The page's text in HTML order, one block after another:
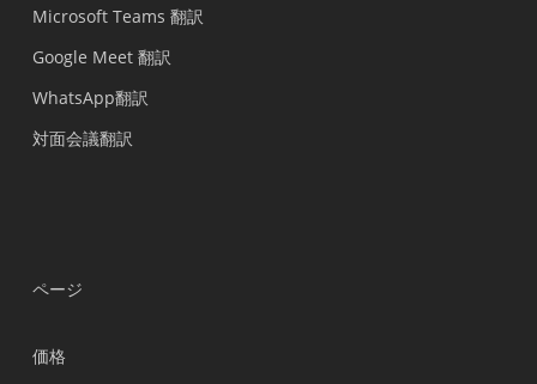
Microsoft Teams 翻訳
Google Meet 翻訳
WhatsApp翻訳
対面会議翻訳
ページ
価格